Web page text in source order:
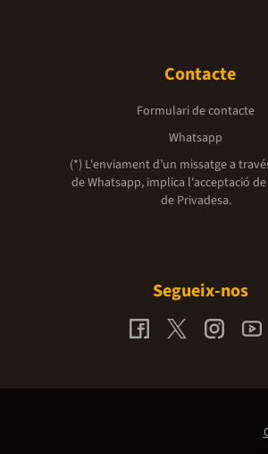
Contacte
Formulari de contacte
Whatsapp
(*) L'enviament d’un missatge a
de Whatsapp, implica l'acceptació
de Privadesa.
Segueix-nos